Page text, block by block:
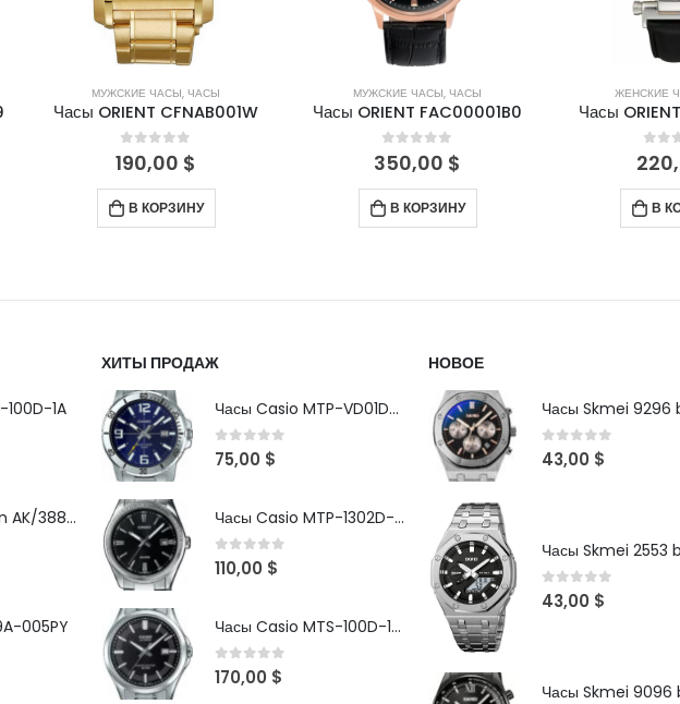
МУЖСКИЕ ЧАСЫ, ЧАСЫ
Часы ORIENT FAC00001B0
0out of 5
350,00$
В КОРЗИНУ
ЖЕНСКИЕ ЧАСЫ, ЧАСЫ
Часы ORIENT FRL01004B0
0out of 5
220,00 $
В КОРЗИНУ
МУЖСКИЕ
Часы
0
100D-1A
Часы Anne Klein AK/3882BKGB
005PY
ХИТЫ ПРОДАЖ
Часы Casio MTP-VD01D-2B
0out of 5
75,00 $
Часы Casio MTP-1302D-1A1VDF
0out of 5
110,00 $
Часы Casio MTS-100D-1AV
0out of 5
170,00 $
НОВОЕ
Часы Skmei 9296
0 out of 5
43,00 $
Часы Skmei 2553
0 out of 5
43,00 $
Часы Skmei 9096